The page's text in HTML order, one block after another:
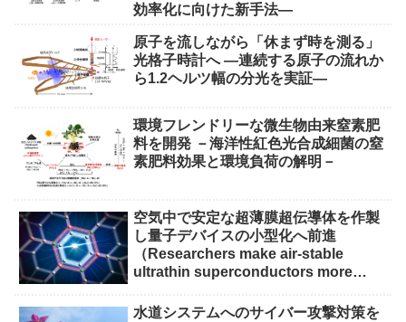
効率化に向けた新手法―
原子を流しながら「休まず時を測る」
光格子時計へ ―連続する原子の流れか
ら1.2ヘルツ幅の分光を実証―
環境フレンドリーな微生物由来窒素肥
料を開発 －海洋性紅色光合成細菌の窒
素肥料効果と環境負荷の解明－
空気中で安定な超薄膜超伝導体を作製
し量子デバイスの小型化へ前進
（Researchers make air-stable
ultrathin superconductors more
水道システムへのサイバー攻撃対策を